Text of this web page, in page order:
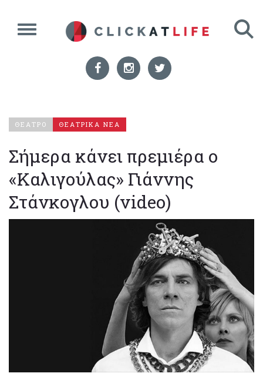
ΘΕΑΤΡΟ ΘΕΑΤΡΙΚΑ ΝΕΑ
Σήμερα κάνει πρεμιέρα ο
«Καλιγούλας» Γιάννης
Στάνκογλου (video)